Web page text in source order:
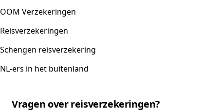
OOM Verzekeringen
Reisverzekeringen
Schengen reisverzekering
NL-ers in het buitenland
Vragen over reisverzekeringen?